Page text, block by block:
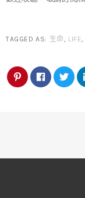
TAGGED AS: 生命, LIFE,